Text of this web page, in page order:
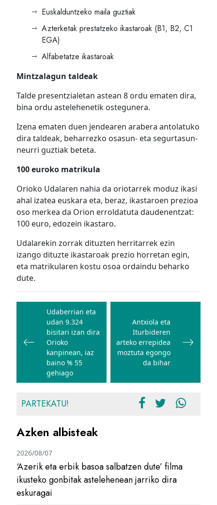
Euskalduntzeko maila guztiak
Azterketak prestatzeko ikastaroak (B1, B2, C1
EGA)
Alfabetatze ikastaroak
Mintzalagun taldeak
Talde presentzialetan astean 8 ordu ematen dira,
bina ordu astelehenetik ostegunera.
Izena ematen duen jendearen arabera antolatuko
dira taldeak, beharrezko osasun- eta segurtasun-
neurri guztiak beteta.
100 euroko matrikula
Orioko Udalaren nahia da oriotarrek moduz ikasi
ahal izatea euskara eta, beraz, ikastaroen prezioa
oso merkea da Orion erroldatuta daudenentzat:
100 euro, edozein ikastaro.
Udalarekin zorrak dituzten herritarrek ezin
izango dituzte ikastaroak prezio horretan egin,
eta matrikularen kostu osoa ordaindu beharko
dute.
Bidalketetan
zehar
nabigatu
Udaberrian eta
udan 9.324
bisitari izan dira
Orioko
kanpinean, iaz
baino % 55
gehiago
Antxiola eta
Iturbideren
arteko errepidea
moztuta egongo
da bihar
PARTEKATU!
Azken albisteak
‘Azerik eta erbik basoa salbatzen dute’ filma
ikusteko gonbitak astelehenean jarriko dira
eskuragai
2026/08/07